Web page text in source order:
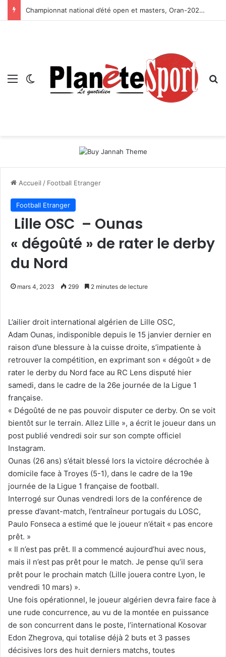
Championnat national d’été open et masters, Oran-2026 — Le CRB s’adjuge le titre
Menu Switch skin
Accueil / Football Etranger
Football Etranger
Lille OSC – Ounas
« dégoûté » de rater le derby
du Nord
mars 4, 2023 299 2 minutes de lecture
L’ailier droit international algérien de Lille OSC,
Adam Ounas, indisponible depuis le 15 janvier dernier en
raison d’une blessure à la cuisse droite, s’impatiente à
retrouver la compétition, en exprimant son « dégoût » de
rater le derby du Nord face au RC Lens disputé hier
samedi, dans le cadre de la 26e journée de la Ligue 1
française.
« Dégoûté de ne pas pouvoir disputer ce derby. On se voit
bientôt sur le terrain. Allez Lille », a écrit le joueur dans un
post publié vendredi soir sur son compte officiel
Instagram.
Ounas (26 ans) s’était blessé lors la victoire décrochée à
domicile face à Troyes (5-1), dans le cadre de la 19e
journée de la Ligue 1 française de football.
Interrogé sur Ounas vendredi lors de la conférence de
presse d’avant-match, l’entraîneur portugais du LOSC,
Paulo Fonseca a estimé que le joueur n’était « pas encore
prêt. »
« Il n’est pas prêt. Il a commencé aujourd’hui avec nous,
mais il n’est pas prêt pour le match. Je pense qu’il sera
prêt pour le prochain match (Lille jouera contre Lyon, le
vendredi 10 mars) ».
Une fois opérationnel, le joueur algérien devra faire face à
une rude concurrence, au vu de la montée en puissance
de son concurrent dans le poste, l’international Kosovar
Edon Zhegrova, qui totalise déjà 2 buts et 3 passes
décisives lors des huit derniers matchs, toutes